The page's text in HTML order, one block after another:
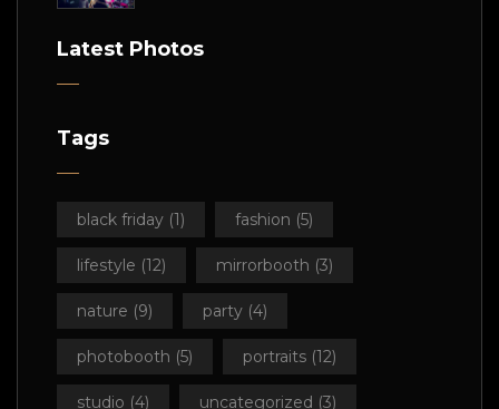
Latest Photos
Tags
black friday (1) fashion (5)
lifestyle (12) mirrorbooth (3)
nature (9) party (4)
photobooth (5) portraits (12)
studio (4) uncategorized (3)